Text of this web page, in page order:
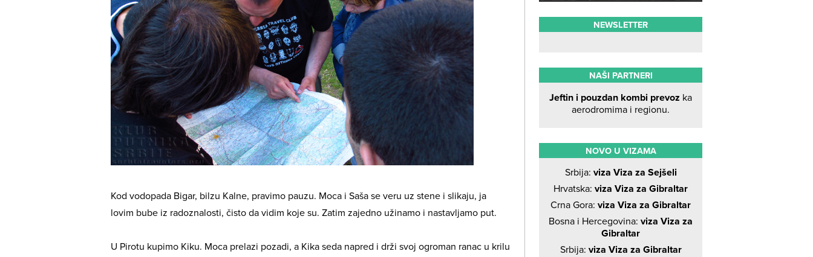
Kod vodopada Bigar, bilzu Kalne, pravimo pauzu. Moca i Saša se veru uz stene i slikaju, ja
lovim bube iz radoznalosti, čisto da vidim koje su. Zatim zajedno užinamo i nastavljamo put.
U Pirotu kupimo Kiku. Moca prelazi pozadi, a Kika seda napred i drži svoj ogroman ranac u krilu
NEWSLETTER
NAŠI PARTNERI
Jeftin i pouzdan kombi prevoz ka
aerodromima i regionu.
NOVO U VIZAMA
Srbija: viza Viza za Sejšeli
Hrvatska: viza Viza za Gibraltar
Crna Gora: viza Viza za Gibraltar
Bosna i Hercegovina: viza Viza za
Gibraltar
Srbija: viza Viza za Gibraltar